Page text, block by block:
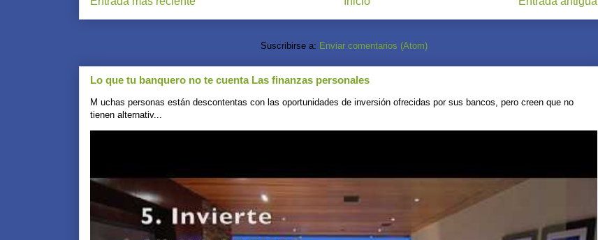
Suscribirse a: Enviar comentarios (Atom)
Lo que tu banquero no te cuenta Las finanzas personales
M uchas personas están descontentas con las oportunidades de inversión ofrecidas por sus bancos, pero creen que no
tienen alternativ...